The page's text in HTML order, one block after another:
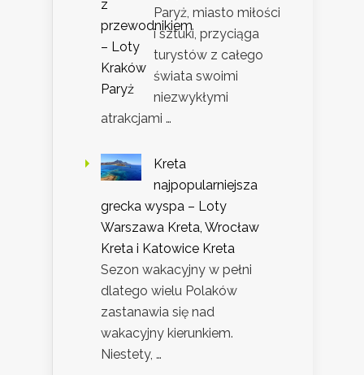
Paryż, miasto miłości
i sztuki, przyciąga
turystów z całego
świata swoimi
niezwykłymi
atrakcjami …
Kreta
najpopularniejsza
grecka wyspa – Loty
Warszawa Kreta, Wrocław
Kreta i Katowice Kreta
Sezon wakacyjny w pełni
dlatego wielu Polaków
zastanawia się nad
wakacyjny kierunkiem.
Niestety, …